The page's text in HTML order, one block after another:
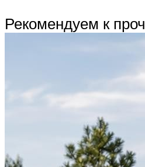
Рекомендуем к